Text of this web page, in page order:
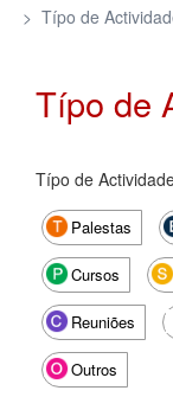
> Típo de
Típo de
Típo de
Palestas
Cursos
Reuniões
Outros